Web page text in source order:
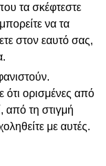
τα σκέφτεστε
να τα
στον εαυτό σας,
ότι ορισμένες από
από τη στιγμή
με αυτές.